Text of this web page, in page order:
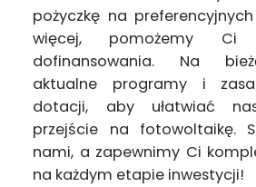
pożyczkę na
więcej, pomożemy Ci
dofinansowania. Na
aktualne programy i
dotacji, aby ułatwiać
przejście na fotowoltaikę.
nami, a zapewnimy Ci
na każdym etapie inwestycji!